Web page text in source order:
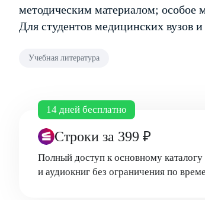
методическим материалом; особое
Для студентов медицинских вузов
Учебная литература
14 дней бесплатно
Строки за 399 ₽
Полный доступ к основному каталогу
и аудиокниг без ограничения по